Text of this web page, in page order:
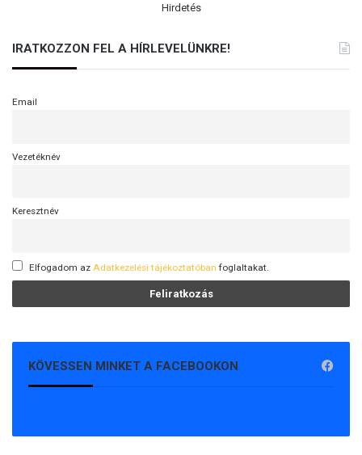
Hirdetés
IRATKOZZON FEL A HÍRLEVELÜNKRE!
Email
Vezetéknév
Keresztnév
Elfogadom az Adatkezelési tájékoztatóban foglaltakat.
KÖVESSEN MINKET A FACEBOOKON